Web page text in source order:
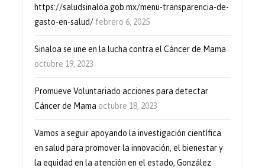
https://saludsinaloa.gob.mx/menu-transparencia-de-
gasto-en-salud/ febrero 6, 2025
Sinaloa se une en la lucha contra el Cáncer de Mama
octubre 19, 2023
Promueve Voluntariado acciones para detectar
Cáncer de Mama octubre 18, 2023
Vamos a seguir apoyando la investigación científica
en salud para promover la innovación, el bienestar y
la equidad en la atención en el estado, González